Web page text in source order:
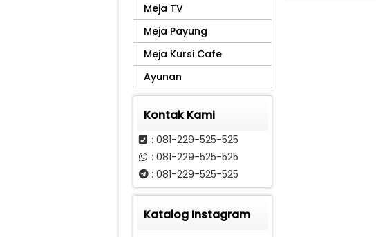
Meja TV
Meja Payung
Meja Kursi Cafe
Ayunan
Kontak Kami
: 081-229-525-525
: 081-229-525-525
: 081-229-525-525
Katalog Instagram